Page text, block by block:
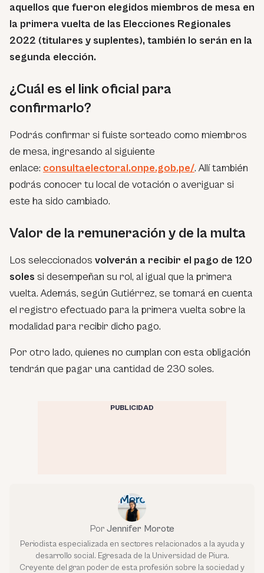
aquellos que fueron elegidos miembros de mesa en
la primera vuelta de las Elecciones Regionales
2022 (titulares y suplentes), también lo serán en la
segunda elección.
¿Cuál es el link oficial para
confirmarlo?
Podrás confirmar si fuiste sorteado como miembros
de mesa, ingresando al siguiente
enlace: consultaelectoral.onpe.gob.pe/. Allí también
podrás conocer tu local de votación o averiguar si
este ha sido cambiado.
Valor de la remuneración y de la multa
Los seleccionados volverán a recibir el pago de 120
soles si desempeñan su rol, al igual que la primera
vuelta. Además, según Gutiérrez, se tomará en cuenta
el registro efectuado para la primera vuelta sobre la
modalidad para recibir dicho pago.
Por otro lado, quienes no cumplan con esta obligación
tendrán que pagar una cantidad de 230 soles.
PUBLICIDAD
Por Jennifer Morote
Periodista especializada en sectores relacionados a la ayuda y
desarrollo social. Egresada de la Universidad de Piura.
Creyente del gran poder de esta profesión sobre la sociedad y